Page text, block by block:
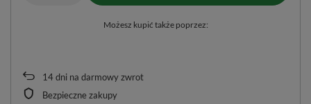
14dni na darmowy zwrot
Bezpieczne zakupy
Możesz kupić także poprzez: